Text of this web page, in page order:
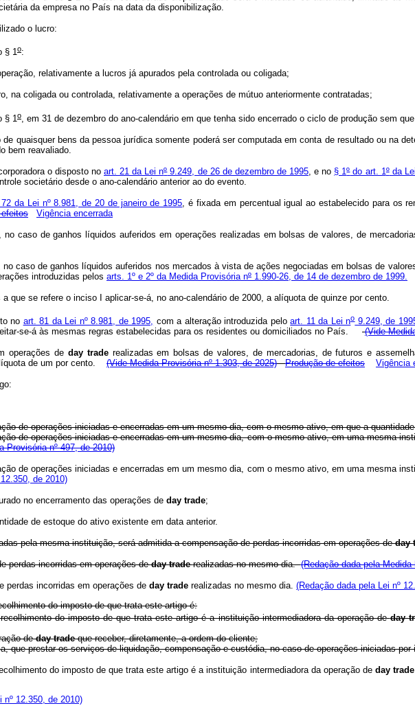
da empresa no País na data da disponibilização.
o lucro:
§ 1o:
relativamente a lucros já apurados pela controlada ou coligada;
na coligada ou controlada, relativamente a operações de mútuo anteriormente contratadas;
§ 1o , em 31 de dezembro do ano-calendário em que tenha sido encerrado o ciclo de produção sem
quaisquer bens da pessoa jurídica somente poderá ser computada em conta de resultado ou na
bem reavaliado.
o disposto noart. 21 da Lei nº9.249, de 26 de dezembro de 1995 , e no § 1ºdo art. 1ºda
societário desde o ano-calendário anterior ao do evento.
da Lei nº 8.981, de 20 de janeiro de 1995 , é fixada em percentual igual ao estabelecido para
Vigência encerrada
no caso de ganhos líquidos auferidos em operações realizadas em bolsas de valores, de
no caso de ganhos líquidos auferidos nos mercados à vista de ações negociadas em bolsas de
introduzidas pelos arts. 1º e 2º da Medida Provisória nº 1.990-26, de 14 de dezembro de 1999.
que se refere o inciso I aplicar-se-á, no ano-calendário de 2000, a alíquota de quinze por cento.
no art. 81 da Lei nº 8.981, de 1995, com a alteração introduzida peloart. 11 da Lei no9.249, de
se-á às mesmas regras estabelecidas para os residentes ou domiciliados no País.
(Vide
operações de day traderealizadas em bolsas de valores, de mercadorias, de futuros e
de um por cento. (Vide Medida Provisória nº 1.303, de 2025) Produção de efeitos Vigência
de operações iniciadas e encerradas em um mesmo dia, com o mesmo ativo, em que a
de operações iniciadas e encerradas em um mesmo dia, com o mesmo ativo, em uma mesma
Provisória nº 497, de 2010)
de operações iniciadas e encerradas em um mesmo dia, com o mesmo ativo, em uma mesma
de 2010)
no encerramento das operações de day trade;
de estoque do ativo existente em data anterior.
pela mesma instituição, será admitida a compensação de perdas incorridas em operações deday
perdas incorridas em operações deday traderealizadas no mesmo dia.(Redação dada pela
perdas incorridas em operações de day trade realizadas no mesmo dia. (Redação dada pela Lei nº
do imposto de que trata este artigo é:
do imposto de que trata este artigo é a instituição intermediadora da operação deday
deday tradeque receber, diretamente, a ordem do cliente;
que prestar os serviços de liquidação, compensação e custódia, no caso de operações iniciadas
do imposto de que trata este artigo é a instituição intermediadora da operação de day trade
nº 12.350, de 2010)